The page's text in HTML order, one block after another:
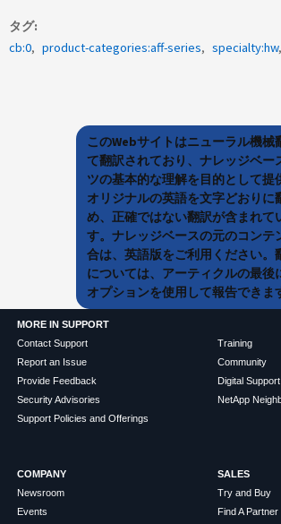
タグ
cb:0
product-categories:aff-series specialty:hw
このWebサイトはニューラル機械
て翻訳されており、ナレッジベー
ツの基本的な理解を目的として提
オリジナルの英語を文字どおりに
め、正確ではない翻訳が含まれて
す。ナレッジベースの元のコンテ
合は、英語版をご利用ください。
については、アーティクルの最
オプションを使用して報告できま
MORE IN SUPPORT
Contact Support
Report an Issue
Provide Feedback
Security Advisories
Support Policies and Offerings
Training
Community
Digital
NetApp
COMPANY
Newsroom
Events
SALES
Try and Buy
Find A Partner